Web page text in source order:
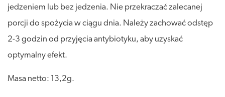
jedzeniem lub bez jedzenia. Nie przekraczać zalecanej
porcji do spożycia w ciągu dnia. Należy zachować odstęp
2-3 godzin od przyjęcia antybiotyku, aby uzyskać
optymalny efekt.
Masa netto: 13,2g.